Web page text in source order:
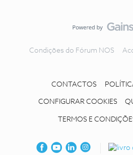
Condições do Fórum NOS
CONTACTOS
CONFIGURAR COOKIES
TERMOS E